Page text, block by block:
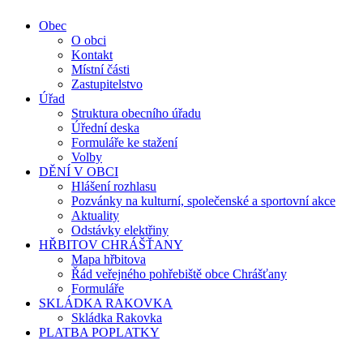
Obec
O obci
Kontakt
Místní části
Zastupitelstvo
Úřad
Struktura obecního úřadu
Úřední deska
Formuláře ke stažení
Volby
DĚNÍ V OBCI
Hlášení rozhlasu
Pozvánky na kulturní, společenské a sportovní akce
Aktuality
Odstávky elektřiny
HŘBITOV CHRÁŠŤANY
Mapa hřbitova
Řád veřejného pohřebiště obce Chrášťany
Formuláře
SKLÁDKA RAKOVKA
Skládka Rakovka
PLATBA POPLATKY